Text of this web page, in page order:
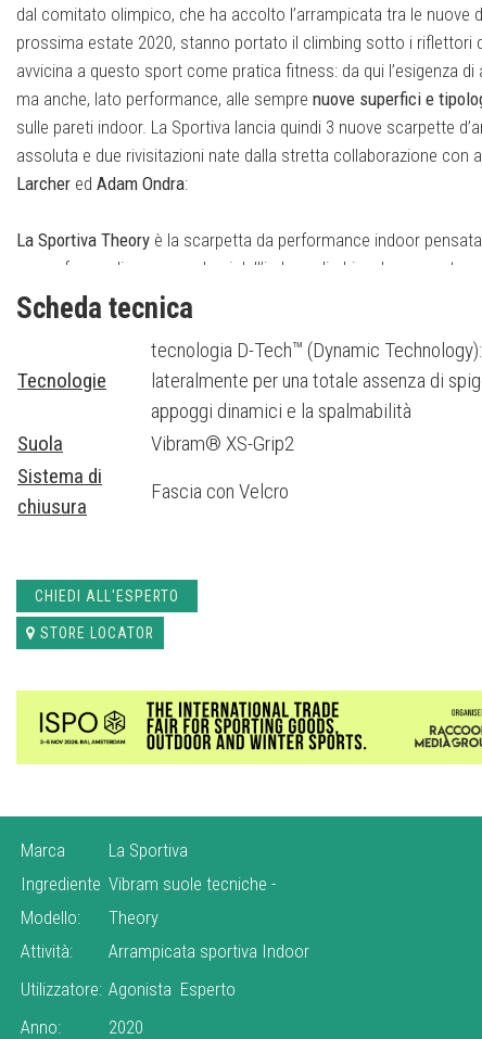
dal comitato olimpico, che ha accolto l’arrampicata tra le nuove
prossima estate 2020, stanno portato il climbing sotto i riflettori
avvicina a questo sport come pratica fitness: da qui l’esigenza
ma anche, lato performance, alle sempre nuove superfici e
sulle pareti indoor. La Sportiva lancia quindi 3 nuove scarpette
assoluta e due rivisitazioni nate dalla stretta collaborazione con
Larcher ed Adam Ondra:
La Sportiva Theory è la scarpetta da performance indoor
nuove forme di prese e volumi dell’indoor-climbing. La sua
dinamicità, consente una spalmabilità sugli appoggi senza
particolare per utilizzo in palestra.
capacità prensili dei gorilla e sulla sensibilità dei polpastrelli
dei nuovi tracciati nelle palestre indoor caratterizzati da volumi
estremamente dinamici. E’ concepita per sprigionare il massimo
mantenendo la massima sensibilità su ogni tipologia di presa.
tecnologia D-Tech™
totale
assenza di spigoli lateralifavorendo gli appoggi dinamici e
prese indoor più evolute. La suola in mescola
precisione nei tallonaggi. Il puntale in gomma copre il 90% delle
per favorire gli agganci di punta mantenendo l’adattabilità ai
complessiva della calzatura facilita le compressioni sui volumi
superiore a velcro infine, concede un’ottima regolazione della
climbing-species evolution!
Scheda tecnica
Tecnologie
tecnologia D-Tech™ (Dynamic
lateralmente per una totale assenza di
appoggi dinamici e la spalmabilità
Suola
Vibram® XS-Grip2
Sistema di
chiusura
Fascia con Velcro
CHIEDI ALL'ESPERTO
STORE LOCATOR
Marca
La Sportiva
Ingrediente Vibram suole tecniche -
Modello:
Theory
Attività:
Arrampicata sportiva Indoor
Utilizzatore: Agonista Esperto
Anno:
2020